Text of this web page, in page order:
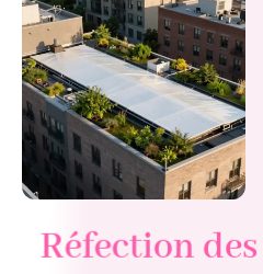
pour
votre
salle
de
bain
?
Réfection